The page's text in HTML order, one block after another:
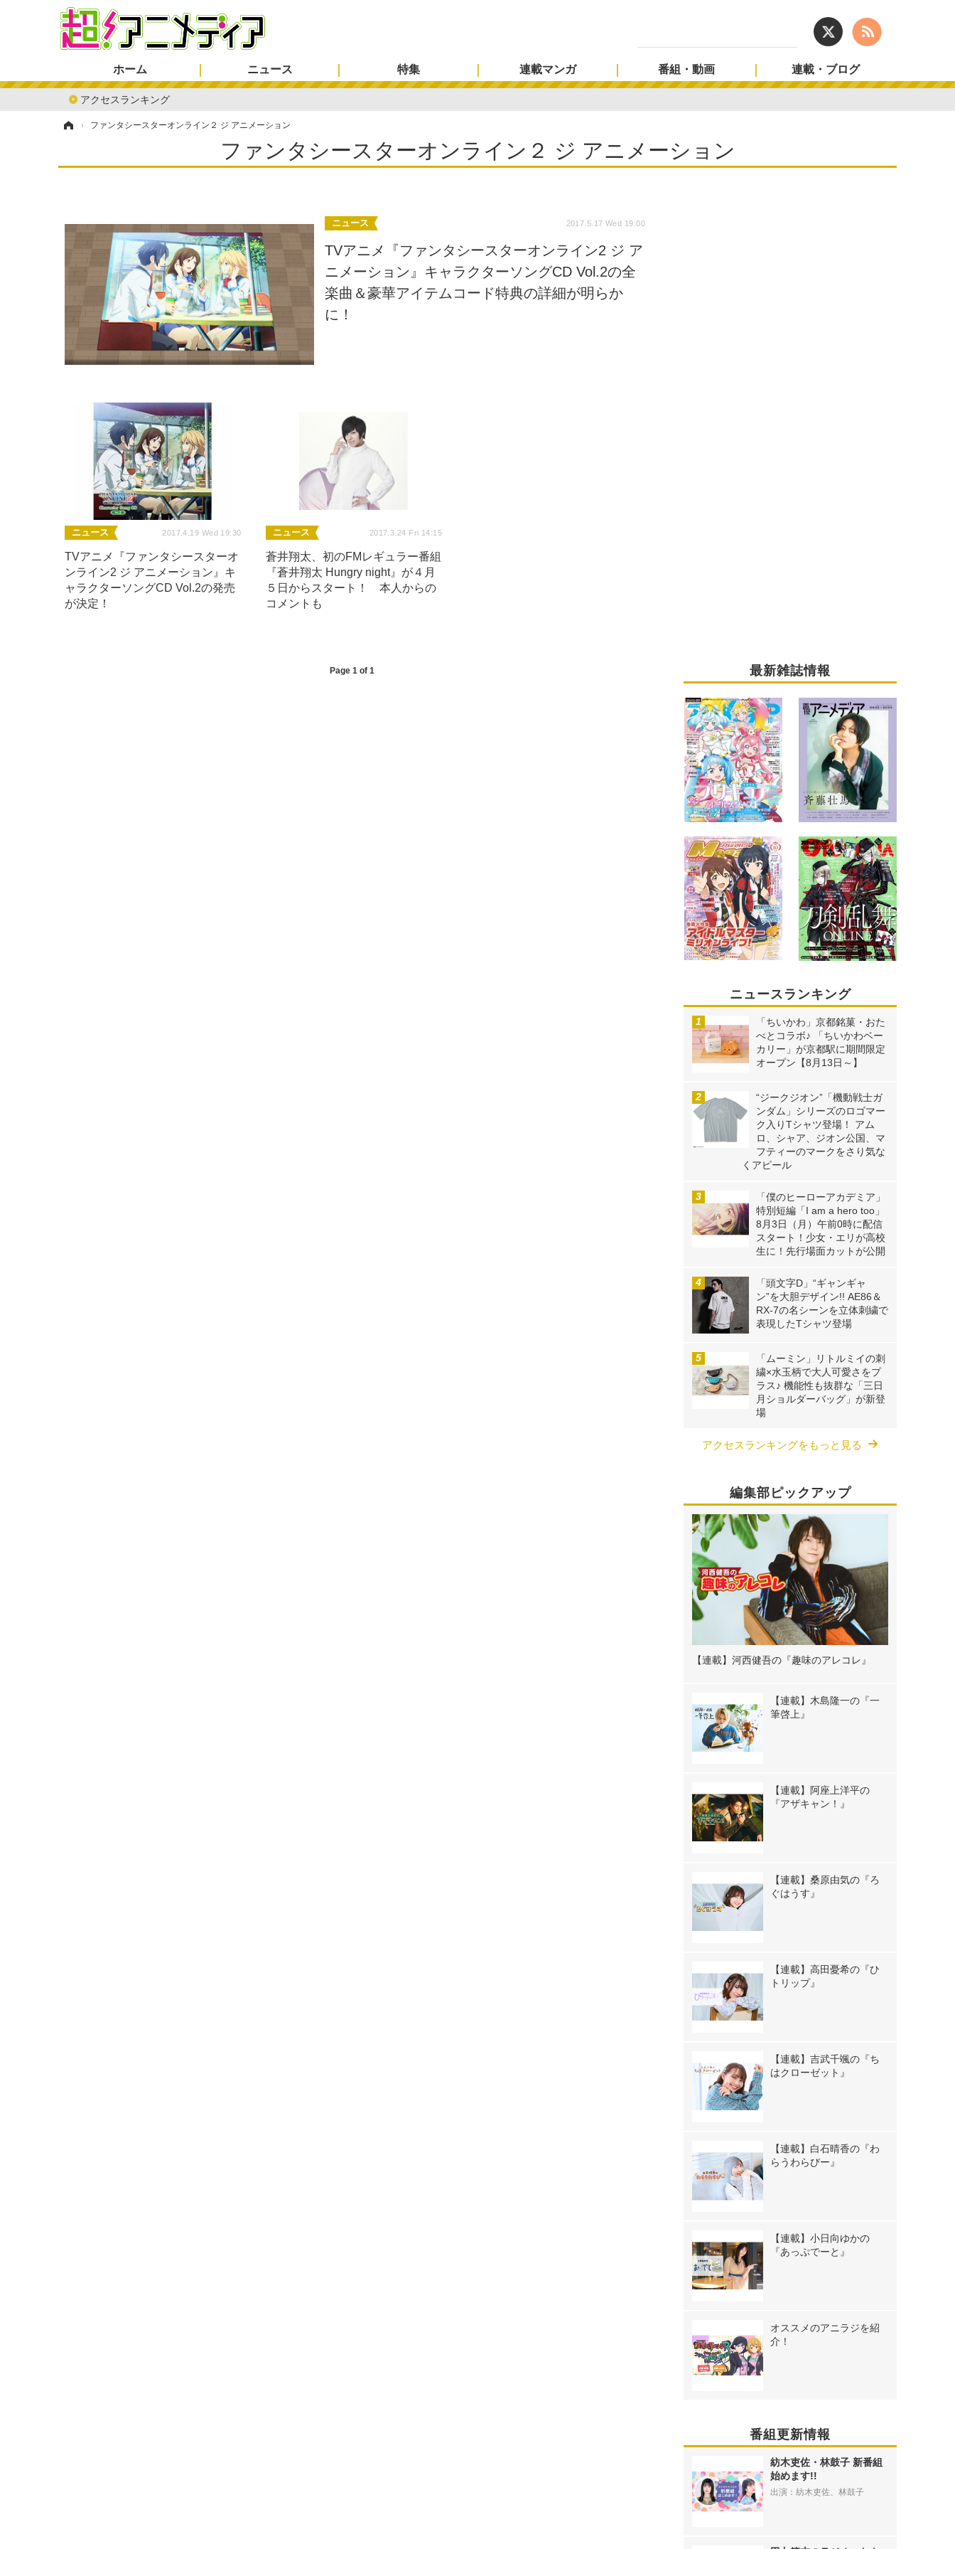
ホーム
アクセスランキング
ニュース 特集 連載マンガ 番組・動画 連載・ブログ
› ファンタシースターオンライン２ ジ アニメーション
ファンタシースターオンライン２ ジ アニメーション
ニュース 2017.5.17 Wed 19:00
TVアニメ『ファンタシースターオンライン2 ジ ア
ニメーション』キャラクターソングCD Vol.2の全
楽曲＆豪華アイテムコード特典の詳細が明らか
に！
ニュース 2017.4.19 Wed 19:30
TVアニメ『ファンタシースターオ
ンライン2 ジ アニメーション』キ
ャラクターソングCD Vol.2の発売
が決定！
ニュース 2017.3.24 Fri 14:15
蒼井翔太、初のFMレギュラー番組
『蒼井翔太 Hungry night』が４月
５日からスタート！ 本人からの
コメントも
Page 1 of 1 最新雑誌情報
ニュースランキング
「ちいかわ」京都銘菓・おた
べとコラボ♪ 「ちいかわベー
カリー」が京都駅に期間限定
オープン【8月13日～】
“ジークジオン”「機動戦士ガ
ンダム」シリーズのロゴマー
ク入りTシャツ登場！ アム
ロ、シャア、ジオン公国、マ
フティーのマークをさり気な
くアピール
「僕のヒーローアカデミア」
特別短編「I am a hero too」
8月3日（月）午前0時に配信
スタート！少女・エリが高校
生に！先行場面カットが公開
「頭文字D」“ギャンギャ
ン”を大胆デザイン!! AE86＆
RX-7の名シーンを立体刺繍で
表現したTシャツ登場
「ムーミン」リトルミイの刺
繍×水玉柄で大人可愛さをプ
ラス♪ 機能性も抜群な「三日
月ショルダーバッグ」が新登
場
アクセスランキングをもっと見る
編集部ピックアップ
【連載】河西健吾の『趣味のアレコレ』
【連載】木島隆一の『一
筆啓上』
【連載】阿座上洋平の
『アザキャン！』
【連載】桑原由気の『ろ
ぐはうす』
【連載】高田憂希の『ひ
トリップ』
【連載】吉武千颯の『ち
はクローゼット』
【連載】白石晴香の『わ
らうわらびー』
【連載】小日向ゆかの
『あっぷでーと』
オススメのアニラジを紹
介！
番組更新情報
紡木吏佐・林鼓子 新番組
始めます!!
出演：紡木吏佐、林鼓子